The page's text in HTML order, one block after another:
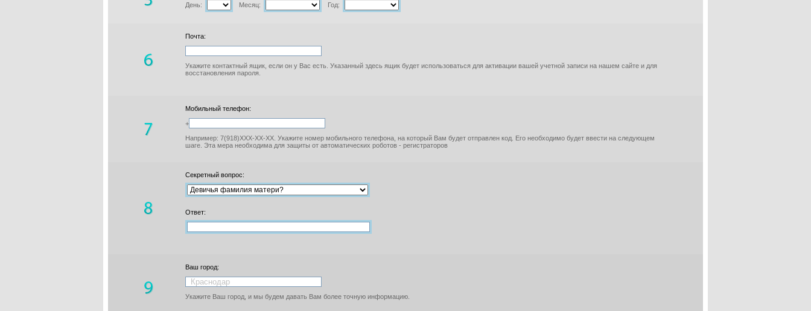
День: Месяц: Год:
Почта:
Укажите контактный ящик, если он у Вас есть. Указанный здесь ящик будет использоваться для активации вашей учетной записи на нашем сайте и для
восстановления пароля.
Мобильный телефон:
+
Например: 7(918)XXX-XX-XX. Укажите номер мобильного телефона, на который Вам будет отправлен код. Его необходимо будет ввести на следующем
шаге. Эта мера необходима для защиты от автоматических роботов - регистраторов
Секретный вопрос:
Ответ:
Ваш город:
Укажите Ваш город, и мы будем давать Вам более точную информацию.